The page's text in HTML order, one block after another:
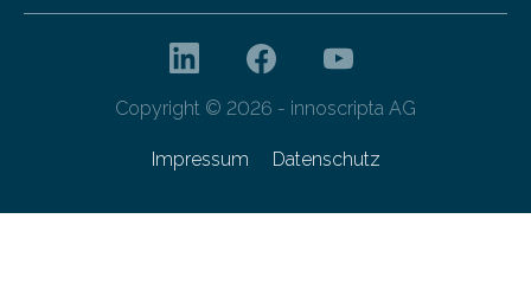
Copyright © 2026 - innoscripta AG
Impressum Datenschutz